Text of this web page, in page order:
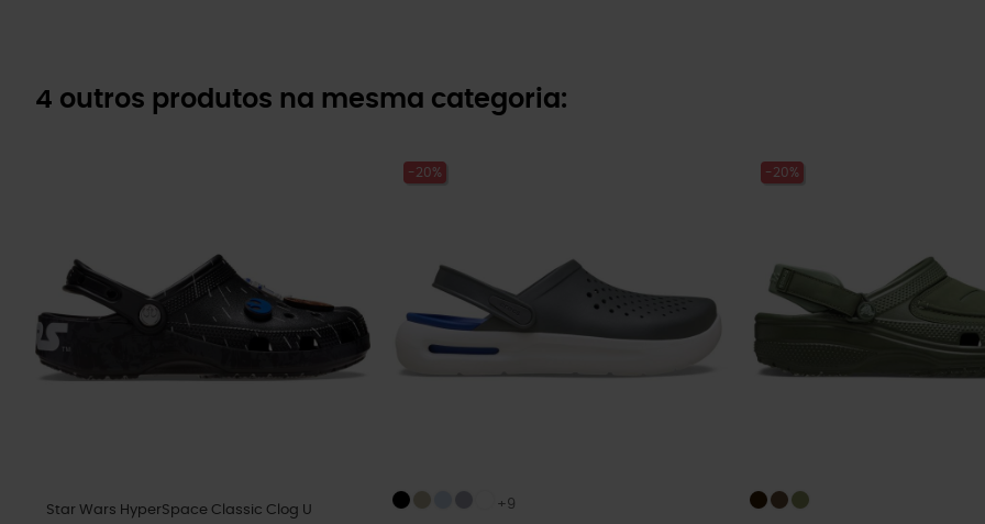
4 outros produtos na mesma categoria:
Star Wars HyperSpace Classic Clog U
-20%
+9
-20%